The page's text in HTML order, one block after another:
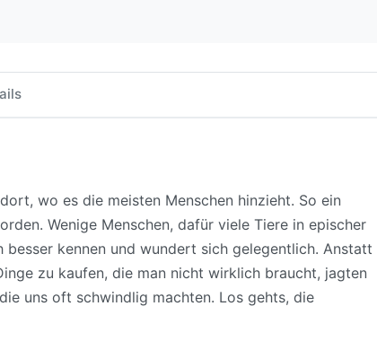
wo es die meisten Menschen hinzieht. So ein
Wenige Menschen, dafür viele Tiere in epischer
kennen und wundert sich gelegentlich. Anstatt
zu kaufen, die man nicht wirklich braucht, jagten
uns oft schwindlig machten. Los gehts, die